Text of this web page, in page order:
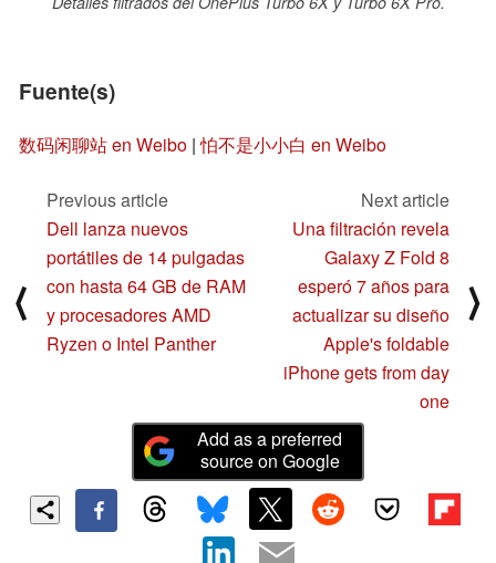
Fuente(s)
数码闲聊站 en Weibo |怕不是小小白 en Weibo
⟨
Previous article
Dell lanza nuevos
portátiles de 14 pulgadas
con hasta 64 GB de RAM
y procesadores AMD
Ryzen o Intel Panther
Next article
Una filtración revela
Galaxy Z Fold 8
esperó 7 años para
actualizar su diseño
Apple's foldable
iPhone gets from day
one
⟩
Add as a preferred
source on Google